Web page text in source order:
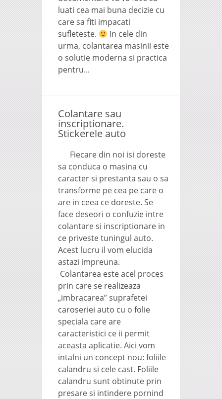
luati cea mai buna decizie cu
care sa fiti impacati
sufleteste.
In cele din
urma, colantarea masinii este
o solutie moderna si practica
pentru...
Colantare sau
inscriptionare.
Stickerele auto
Fiecare din noi isi doreste
sa conduca o masina cu
caracter si prestanta sau o sa
transforme pe cea pe care o
are in ceea ce doreste. Se
face deseori o confuzie intre
colantare si inscriptionare in
ce priveste tuningul auto.
Acest lucru il vom elucida
astazi impreuna.
Colantarea este acel proces
prin care se realizeaza
„imbracarea” suprafetei
caroseriei auto cu o folie
speciala care are
caracteristici ce ii permit
aceasta aplicatie. Aici vom
intalni un concept nou: foliile
calandru si cele cast. Foliile
calandru sunt obtinute prin
presare si intindere pornind